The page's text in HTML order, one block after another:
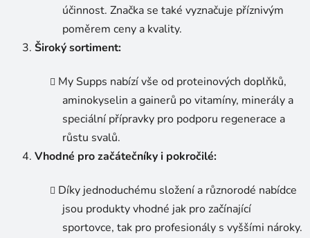
účinnost. Značka se také vyznačuje příznivým
poměrem ceny a kvality.
Široký sortiment:
My Supps nabízí vše od proteinových doplňků,
aminokyselin a gainerů po vitamíny, minerály a
speciální přípravky pro podporu regenerace a
růstu svalů.
Vhodné pro začátečníky i pokročilé:
Díky jednoduchému složení a různorodé nabídce
jsou produkty vhodné jak pro začínající
sportovce, tak pro profesionály s vyššími nároky.